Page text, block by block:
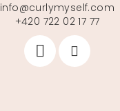
info@curlymyself.com
+420 722 02 17 77